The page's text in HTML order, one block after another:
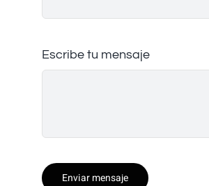
Escribe tu mensaje
Enviar mensaje